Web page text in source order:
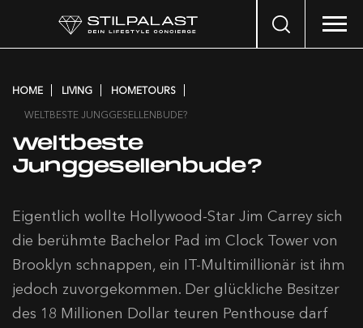
Search
HOME LIVING
HOMETOURS
WELTBESTE JUNGGESELLENBUDE?
Weltbeste
Junggesellenbude?
Eigentlich wollte Hollywood-Star Jim Carrey sich
die berühmte Bachelor Pad im Clock Tower von
Brooklyn schnappen, ein IT-Multimillionär ist ihm
jedoch zuvorgekommen. Der glückliche Besitzer
des 18 Millionen Dollar teuren Penthouse darf